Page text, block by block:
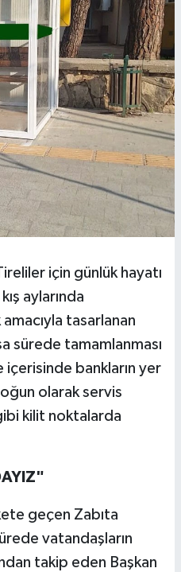
için günlük hayatı
aylarında
tasarlanan
sürede tamamlanması
bankların yer
olarak servis
kilit noktalarda
geçen Zabıta
vatandaşların
takip eden Başkan